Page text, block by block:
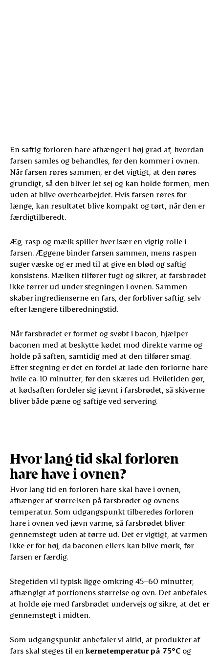
En saftig forloren hare afhænger i høj grad af, hvordan
farsen samles og behandles, før den kommer i ovnen.
Når farsen røres sammen, er det vigtigt, at den røres
grundigt, så den bliver let sej og kan holde formen, men
uden at blive overbearbejdet. Hvis farsen røres for
længe, kan resultatet blive kompakt og tørt, når den er
færdigtilberedt.
Æg, rasp og mælk spiller hver især en vigtig rolle i
farsen. Æggene binder farsen sammen, mens raspen
suger væske og er med til at give en blød og saftig
konsistens. Mælken tilfører fugt og sikrer, at farsbrødet
ikke tørrer ud under stegningen i ovnen. Sammen
skaber ingredienserne en fars, der forbliver saftig, selv
efter længere tilberedningstid.
Når farsbrødet er formet og svøbt i bacon, hjælper
baconen med at beskytte kødet mod direkte varme og
holde på saften, samtidig med at den tilfører smag.
Efter stegning er det en fordel at lade den forlorne hare
hvile ca. 10 minutter, før den skæres ud. Hviletiden gør,
at kødsaften fordeler sig jævnt i farsbrødet, så skiverne
bliver både pæne og saftige ved servering.
Hvor lang tid skal forloren
hare have i ovnen?
Hvor lang tid en forloren hare skal have i ovnen,
afhænger af størrelsen på farsbrødet og ovnens
temperatur. Som udgangspunkt tilberedes forloren
hare i ovnen ved jævn varme, så farsbrødet bliver
gennemstegt uden at tørre ud. Det er vigtigt, at varmen
ikke er for høj, da baconen ellers kan blive mørk, før
farsen er færdig.
Stegetiden vil typisk ligge omkring 45–60 minutter,
afhængigt af portionens størrelse og ovn. Det anbefales
at holde øje med farsbrødet undervejs og sikre, at det er
gennemstegt i midten.
Som udgangspunkt anbefaler vi altid, at produkter af
fars skal steges til en kernetemperatur på 75°Cog